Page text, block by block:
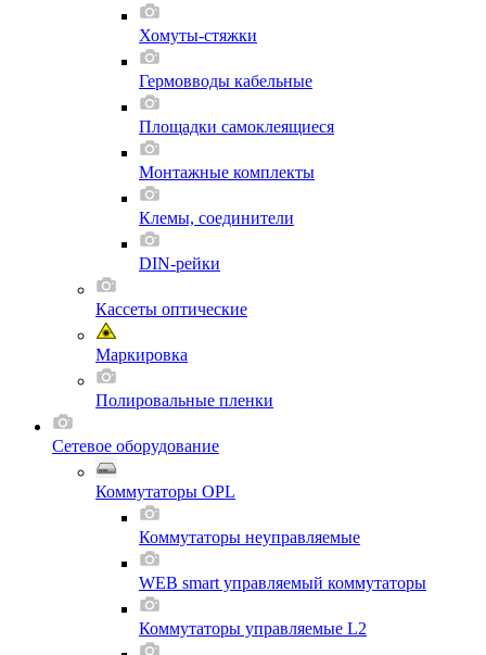
Хомуты-стяжки
Гермовводы кабельные
Площадки самоклеящиеся
Монтажные комплекты
Клемы, соединители
DIN-рейки
Кассеты оптические
Маркировка
Полировальные пленки
Сетевое оборудование
Коммутаторы OPL
Коммутаторы неуправляемые
WEB smart управляемый коммутаторы
Коммутаторы управляемые L2